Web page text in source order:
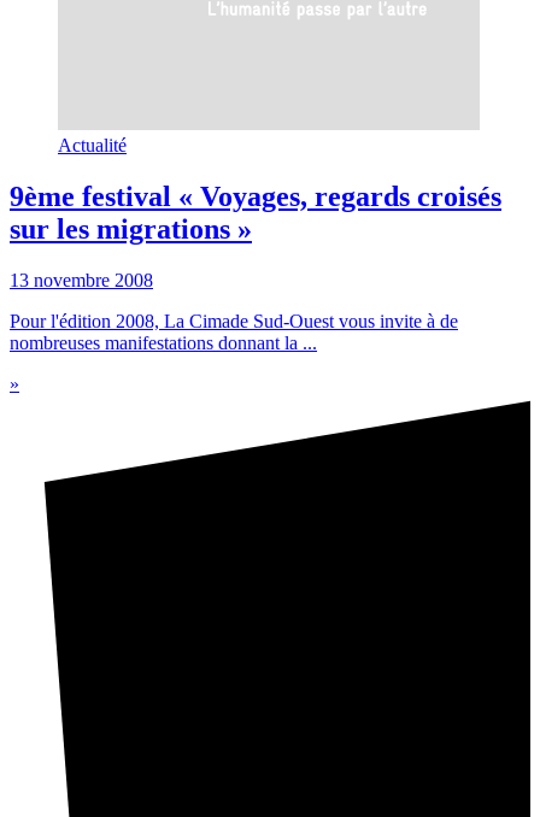
Actualité
9ème festival « Voyages, regards croisés
sur les migrations »
13 novembre 2008
Pour l'édition 2008, La Cimade Sud-Ouest vous invite à de
nombreuses manifestations donnant la ...
»